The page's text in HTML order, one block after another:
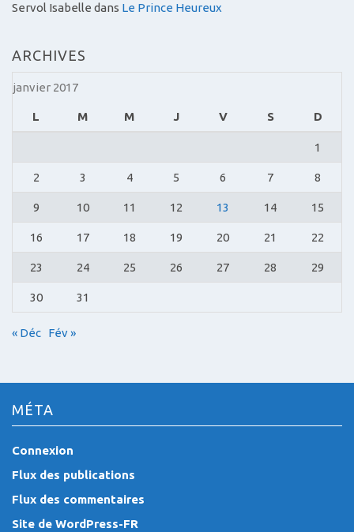
Servol Isabelle dans Le Prince Heureux
ARCHIVES
janvier 2017
L M M J V S D
1
2 3 4 5 6 7 8
9 10 11 12 13 14 15
16 17 18 19 20 21 22
23 24 25 26 27 28 29
30 31
« Déc Fév »
MÉTA
Connexion
Flux des publications
Flux des commentaires
Site de WordPress-FR